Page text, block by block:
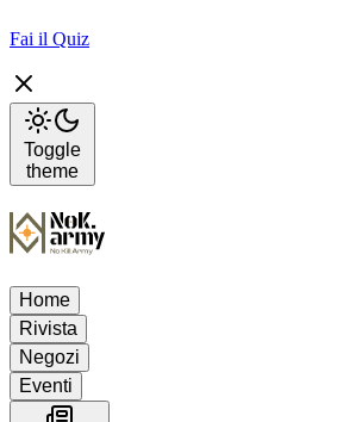
Fai il Quiz
Toggle
theme
Home
Rivista
Negozi
Eventi